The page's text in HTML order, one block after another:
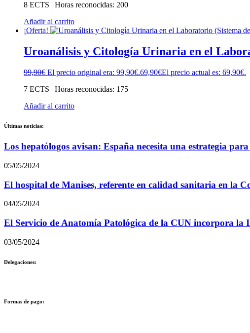
8 ECTS | Horas reconocidas: 200
Añadir al carrito
¡Oferta!
Uroanálisis y Citología Urinaria en el
99,90€ El precio original era: 99,90€.69,90€El precio actual es: 69,90€.
7 ECTS | Horas reconocidas: 175
Añadir al carrito
Últimas noticias:
Los hepatólogos avisan: España necesita una estrategia
05/05/2024
El hospital de Manises, referente en calidad sanitaria en la
04/05/2024
El Servicio de Anatomía Patológica de la CUN incorpora la
03/05/2024
Delegaciones:
Formas de pago: